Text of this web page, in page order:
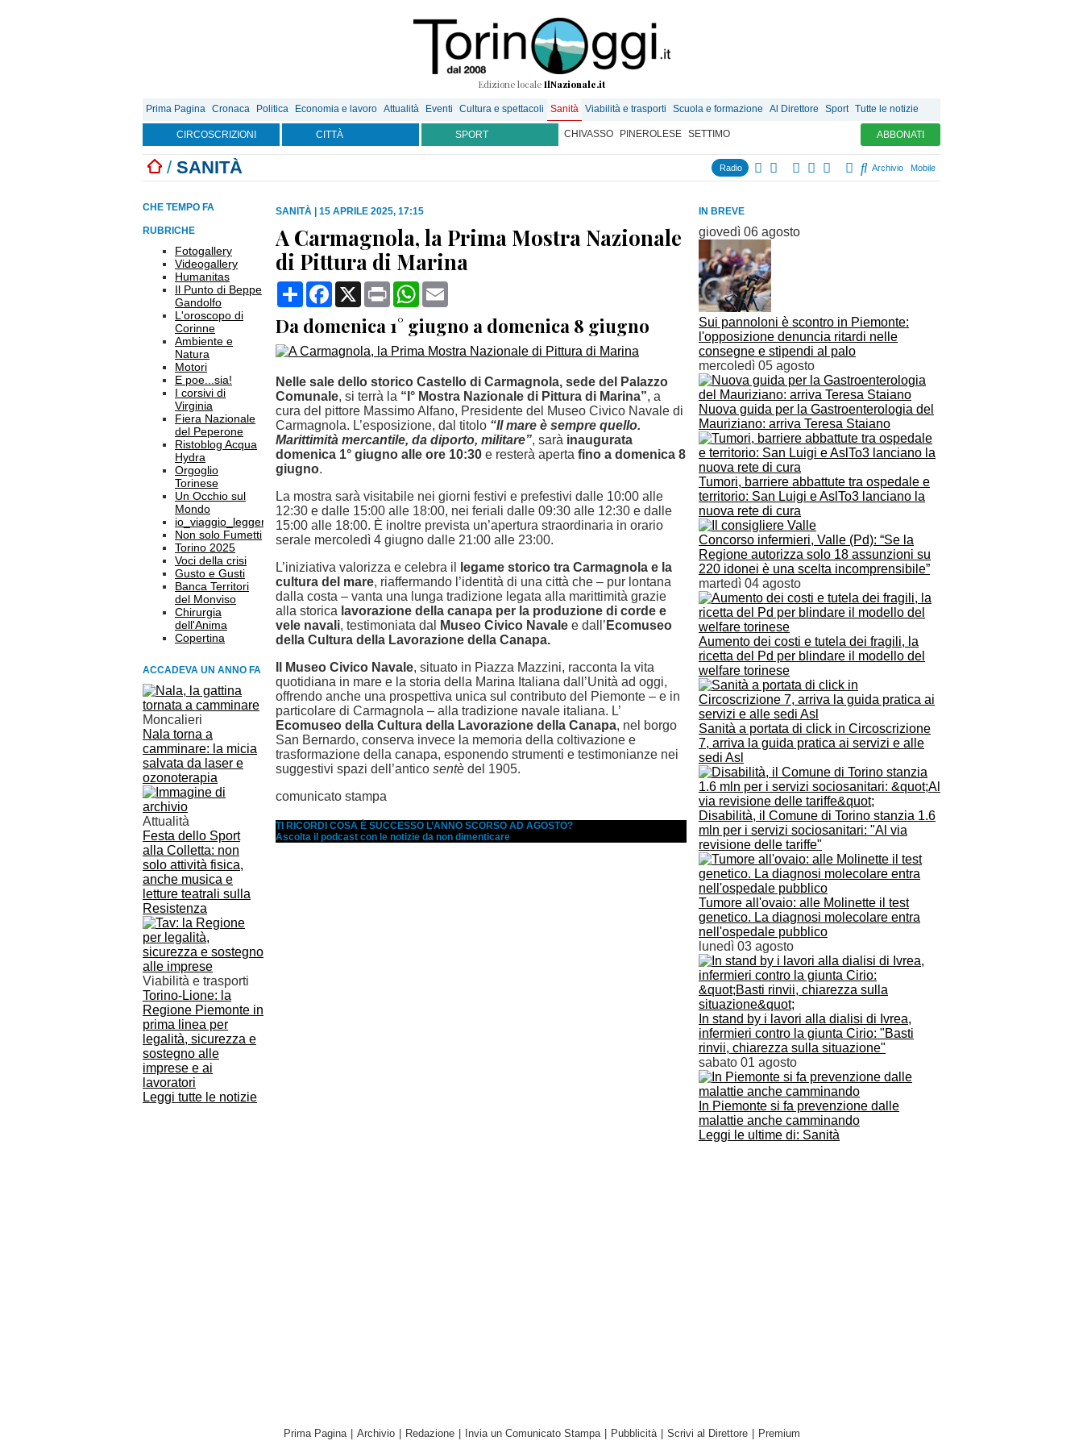
Edizione locale IlNazionale.it
Prima Pagina Cronaca Politica Economia e lavoro Attualità Eventi Cultura e spettacoli Sanità Viabilità e trasporti Scuola e formazione Al Direttore Sport Tutte le notizie
CIRCOSCRIZIONI CITTÀ SPORT CHIVASSO PINEROLESE SETTIMO ABBONATI
/ SANITÀ Radio Archivio Mobile
IN BREVE
giovedì 06 agosto
Sui pannoloni è scontro in Piemonte:
l'opposizione denuncia ritardi nelle
consegne e stipendi al palo
mercoledì 05 agosto
Nuova guida per la Gastroenterologia del
Mauriziano: arriva Teresa Staiano
Tumori, barriere abbattute tra ospedale e
territorio: San Luigi e AslTo3 lanciano la
nuova rete di cura
Concorso infermieri, Valle (Pd): “Se la
Regione autorizza solo 18 assunzioni su
220 idonei è una scelta incomprensibile”
martedì 04 agosto
Aumento dei costi e tutela dei fragili, la
ricetta del Pd per blindare il modello del
welfare torinese
Sanità a portata di click in Circoscrizione
7, arriva la guida pratica ai servizi e alle
sedi Asl
Disabilità, il Comune di Torino stanzia 1.6
mln per i servizi sociosanitari: "Al via
revisione delle tariffe"
Tumore all'ovaio: alle Molinette il test
genetico. La diagnosi molecolare entra
nell'ospedale pubblico
lunedì 03 agosto
In stand by i lavori alla dialisi di Ivrea,
infermieri contro la giunta Cirio: "Basti
rinvii, chiarezza sulla situazione"
sabato 01 agosto
In Piemonte si fa prevenzione dalle
malattie anche camminando
Leggi le ultime di: Sanità
CHE TEMPO FA
RUBRICHE
Fotogallery
Videogallery
Humanitas
Il Punto di Beppe
Gandolfo
L'oroscopo di
Corinne
Ambiente e
Natura
Motori
E poe...sia!
I corsivi di
Virginia
Fiera Nazionale
del Peperone
Ristoblog Acqua
Hydra
Orgoglio
Torinese
Un Occhio sul
Mondo
io_viaggio_leggero
Non solo Fumetti
Torino 2025
Voci della crisi
Gusto e Gusti
Banca Territori
del Monviso
Chirurgia
dell'Anima
Copertina
ACCADEVA UN ANNO FA
Moncalieri
Nala torna a
camminare: la micia
salvata da laser e
ozonoterapia
Attualità
Festa dello Sport
alla Colletta: non
solo attività fisica,
anche musica e
letture teatrali sulla
Resistenza
Viabilità e trasporti
Torino-Lione: la
Regione Piemonte in
prima linea per
legalità, sicurezza e
sostegno alle
imprese e ai
lavoratori
Leggi tutte le notizie
SANITÀ 15 APRILE 2025, 17:15
A Carmagnola, la Prima Mostra Nazionale
di Pittura di Marina
CondividiFacebook
X Print WhatsApp
Da domenica 1° giugno a domenica 8 giugno
Nelle sale dello storico Castello di Carmagnola, sede del Palazzo
Comunale, si terrà la “I° Mostra Nazionale di Pittura di Marina”, a
cura del pittore Massimo Alfano, Presidente del Museo Civico Navale di
Carmagnola. L’esposizione, dal titolo “Il mare è sempre quello.
Marittimità mercantile, da diporto, militare”, sarà inaugurata
domenica 1° giugno alle ore 10:30 e resterà aperta fino a domenica 8
giugno.
La mostra sarà visitabile nei giorni festivi e prefestivi dalle 10:00 alle
12:30 e dalle 15:00 alle 18:00, nei feriali dalle 09:30 alle 12:30 e dalle
15:00 alle 18:00. È inoltre prevista un’apertura straordinaria in orario
serale mercoledì 4 giugno dalle 21:00 alle 23:00.
L’iniziativa valorizza e celebra il
legame storico tra Carmagnola e la
cultura del mare, riaffermando l’identità di una città che – pur lontana
dalla costa – vanta una lunga tradizione legata alla marittimità grazie
alla storica lavorazione della canapa per la produzione di corde e
vele navali, testimoniata dal Museo Civico Navale e dall’ Ecomuseo
della Cultura della Lavorazione della Canapa.
Il Museo Civico Navale, situato in Piazza Mazzini, racconta la vita
quotidiana in mare e la storia della Marina Italiana dall’Unità ad oggi,
offrendo anche una prospettiva unica sul contributo del Piemonte – e in
particolare di Carmagnola – alla tradizione navale italiana. L’
Ecomuseo della Cultura della Lavorazione della Canapa, nel borgo
San Bernardo, conserva invece la memoria della coltivazione e
trasformazione della canapa, esponendo strumenti e testimonianze nei
suggestivi spazi dell’antico sentè del 1905.
comunicato stampa
TI RICORDI COSA È SUCCESSO L’ANNO SCORSO AD AGOSTO?
Ascolta il podcast con le notizie da non dimenticare
Prima Pagina Archivio Redazione Invia un Comunicato Stampa Pubblicità Scrivi al Direttore Premium